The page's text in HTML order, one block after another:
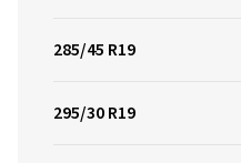
285/45 R19
295/30 R19